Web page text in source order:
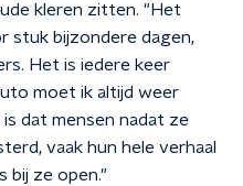
kleren zitten. "Het
stuk bijzondere dagen,
Het is iedere keer
moet ik altijd weer
dat mensen nadat ze
vaak hun hele verhaal
bij ze open."